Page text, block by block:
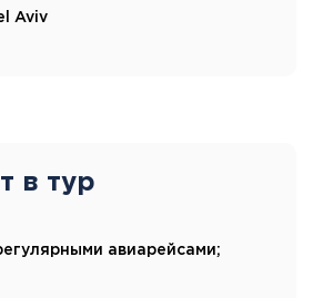
Aviv
в тур
авиарейсами;